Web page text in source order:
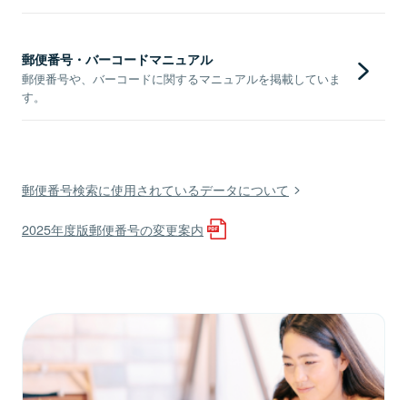
郵便番号・バーコードマニュアル
郵便番号や、バーコードに関するマニュアルを掲載していま
す。
郵便番号検索に使用されているデータについて
2025年度版郵便番号の変更案内